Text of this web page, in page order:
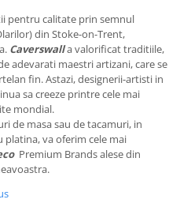
pentru calitate prin semnul
din Stoke-on-Trent,
Caverswalla valorificat traditiile,
adevarati maestri artizani, care se
fin. Astazi, designerii-artisti in
sa creeze printre cele mai
mondial.
de masa sau de tacamuri, in
platina, va oferim cele mai
Premium Brands alese din